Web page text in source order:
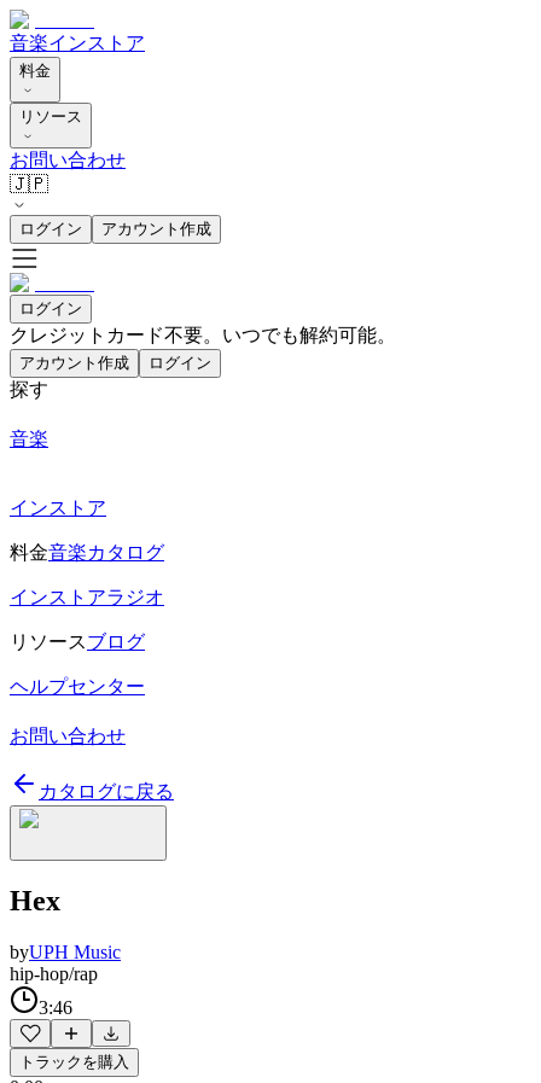
音楽インストア
料金
リソース
お問い合わせ
🇯🇵
ログイン アカウント作成
ログイン
クレジットカード不要。いつでも解約可能。
アカウント作成 ログイン
探す
音楽
インストア
料金音楽カタログ
インストアラジオ
リソースブログ
ヘルプセンター
お問い合わせ
カタログに戻る
Hex
byUPH Music
hip-hop/rap
3:46
トラックを購入